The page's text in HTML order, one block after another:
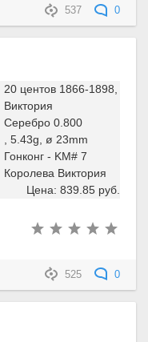
537 0
20 центов 1866-1898,
Виктория
Серебро 0.800
, 5.43g, ø 23mm
Гонконг - KM# 7
Королева Виктория
Цена: 839.85 руб.
525 0